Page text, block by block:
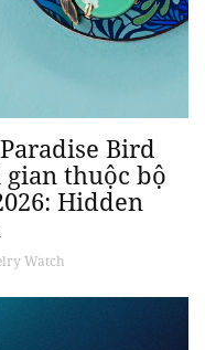
Bird
thuộc bộ
Hidden
Watch